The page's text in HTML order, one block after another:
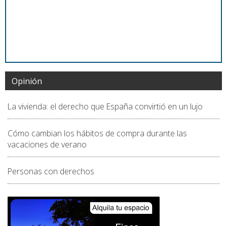
Opinión
La vivienda: el derecho que España convirtió en un lujo
Cómo cambian los hábitos de compra durante las
vacaciones de verano
Personas con derechos